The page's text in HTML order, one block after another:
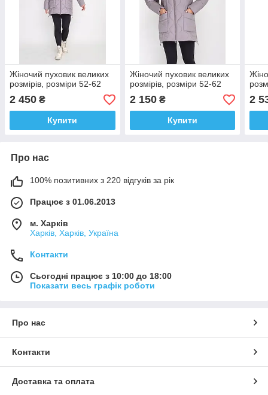
Жіночий пуховик великих
розмірів, розміри 52-62
2 450 ₴
Купити
Жіночий пуховик великих
розмірів, розміри 52-62
2 150₴
Купити
2
Про нас
100% позитивних з 220 відгуків за рік
Працює з 01.06.2013
м. Харків
Харків, Харків, Україна
Контакти
Сьогодні працює з 10:00 до 18:00
Показати весь графік роботи
Про нас
Контакти
Доставка та оплата